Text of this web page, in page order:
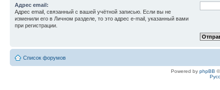
Адрес email:
Адрес email, связанный с вашей учётной записью. Если вы не
изменили его в Личном разделе, то это адрес e-mail, указанный вами
при регистрации.
Список форумов
Powered by phpBB